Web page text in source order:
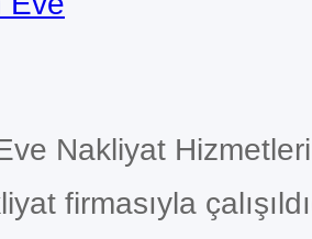
Nakliyat
firmasıyla